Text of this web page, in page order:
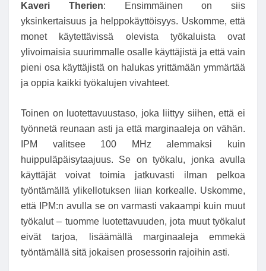
Kaveri Therien: Ensimmäinen on siis
yksinkertaisuus ja helppokäyttöisyys. Uskomme, että
monet käytettävissä olevista työkaluista ovat
ylivoimaisia ​​suurimmalle osalle käyttäjistä ja että vain
pieni osa käyttäjistä on halukas yrittämään ymmärtää
ja oppia kaikki työkalujen vivahteet.
Toinen on luotettavuustaso, joka liittyy siihen, että ei
työnnetä reunaan asti ja että marginaaleja on vähän.
IPM valitsee 100 MHz alemmaksi kuin
huippuläpäisytaajuus. Se on työkalu, jonka avulla
käyttäjät voivat toimia jatkuvasti ilman pelkoa
työntämällä ylikellotuksen liian korkealle. Uskomme,
että IPM:n avulla se on varmasti vakaampi kuin muut
työkalut – tuomme luotettavuuden, jota muut työkalut
eivät tarjoa, lisäämällä marginaaleja emmekä
työntämällä sitä jokaisen prosessorin rajoihin asti.